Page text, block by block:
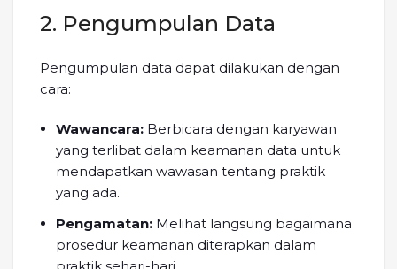
2. Pengumpulan Data
Pengumpulan data dapat dilakukan dengan
cara:
Wawancara: Berbicara dengan karyawan
yang terlibat dalam keamanan data untuk
mendapatkan wawasan tentang praktik
yang ada.
Pengamatan: Melihat langsung bagaimana
prosedur keamanan diterapkan dalam